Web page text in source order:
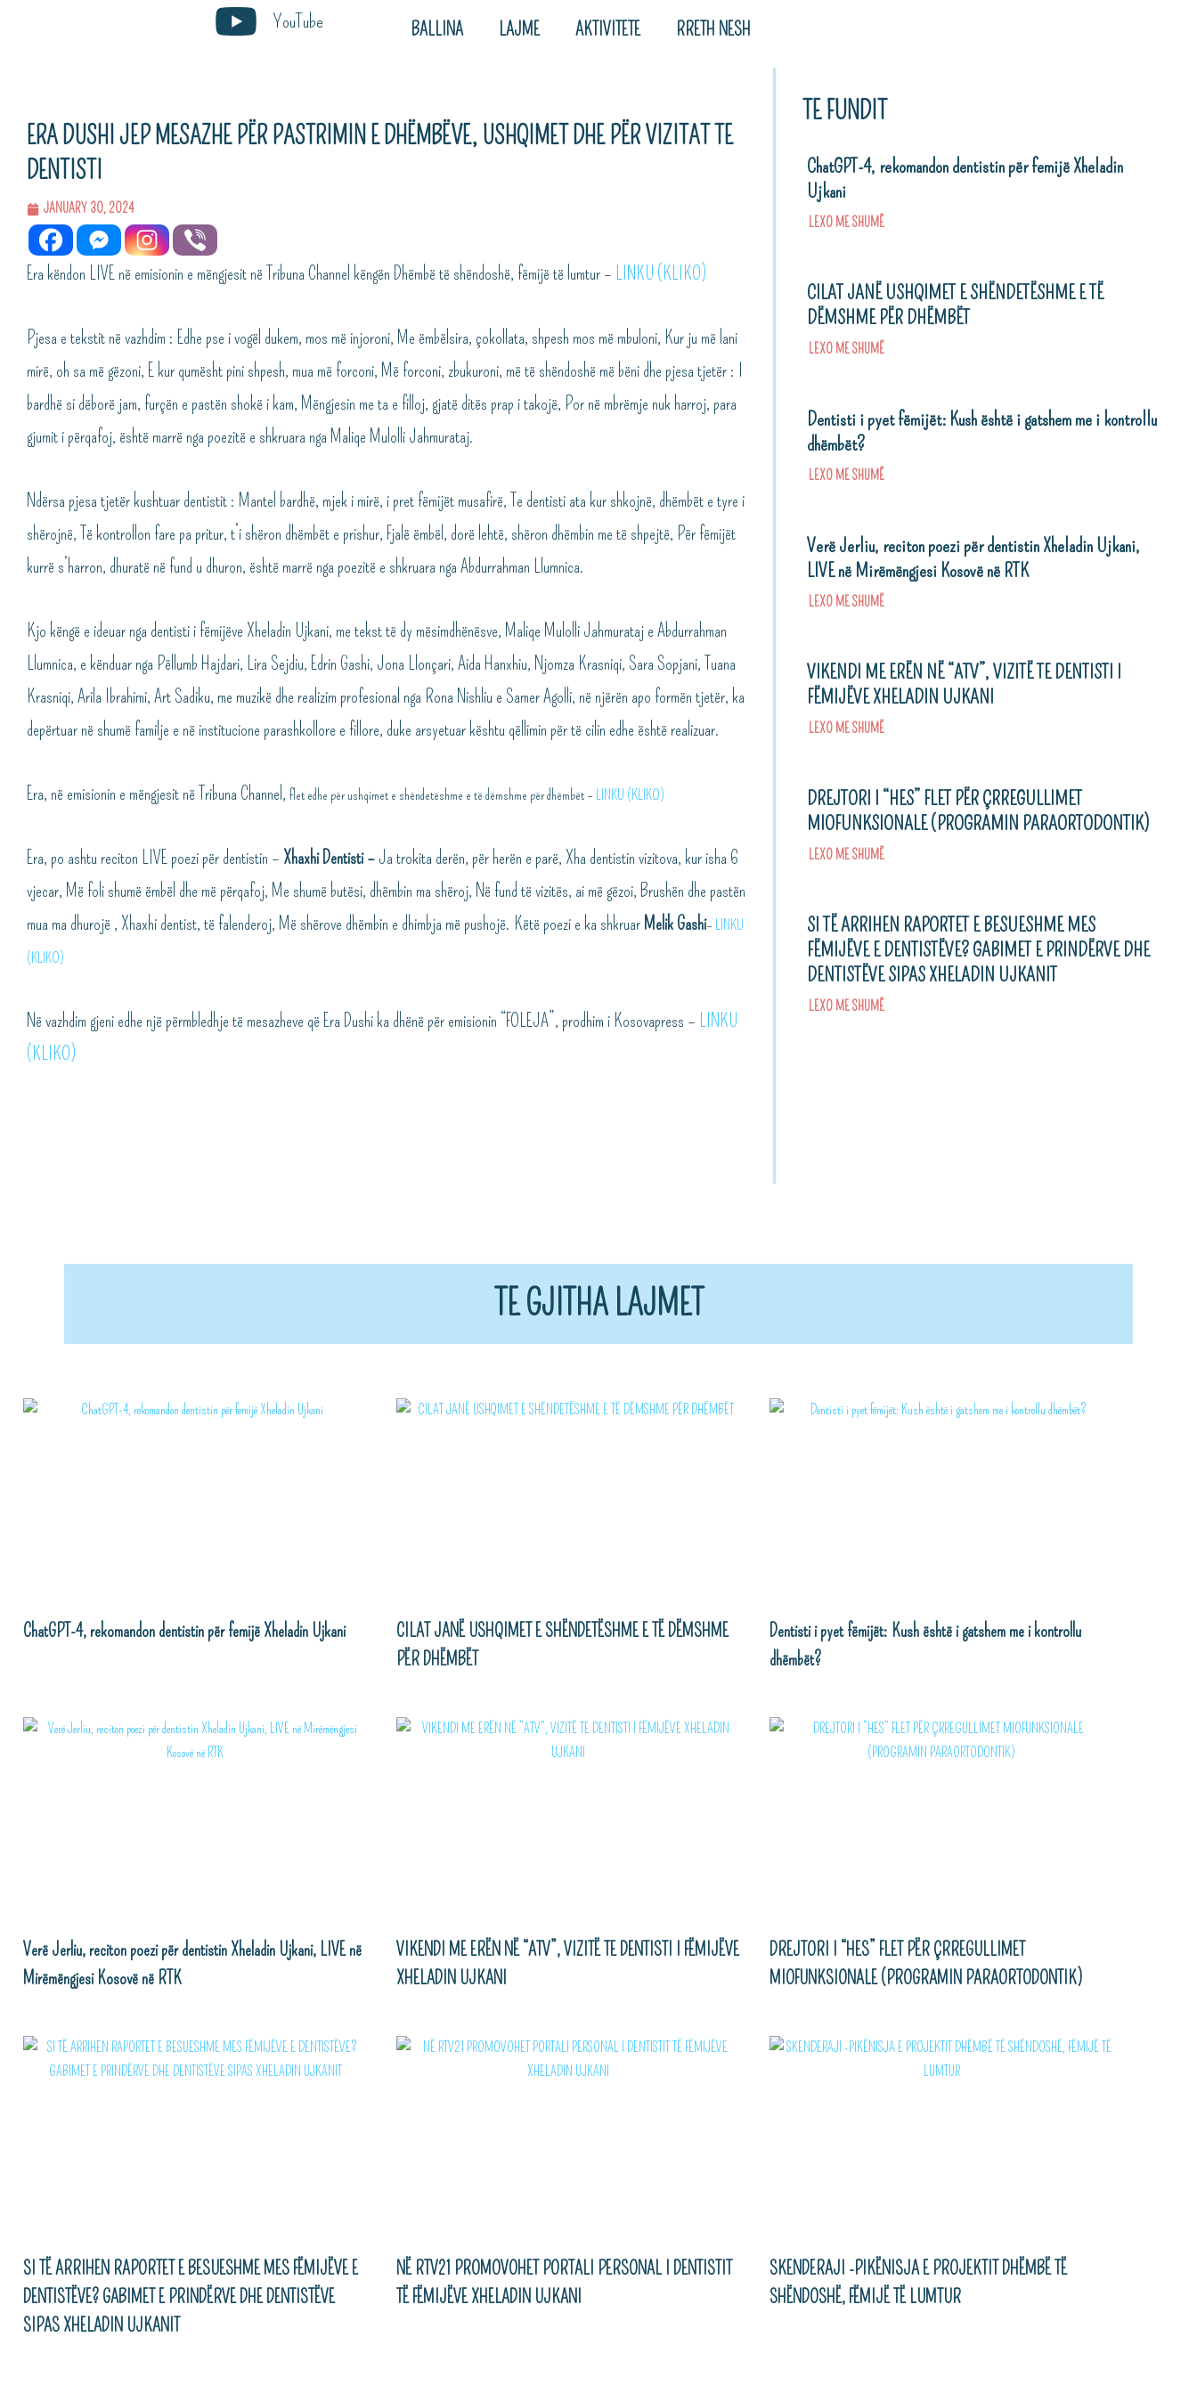
YouTube BALLINA LAJME AKTIVITETE RRETH NESH
ERA DUSHI JEP MESAZHE PËR PASTRIMIN E DHËMBËVE, USHQIMET DHE PËR VIZITAT TE
DENTISTI
JANUARY 30, 2024
Era këndon LIVE në emisionin e mëngjesit në Tribuna Channel këngën Dhëmbë të shëndoshë, fëmijë të lumtur – LINKU (KLIKO)
Pjesa e tekstit në vazhdim : Edhe pse i vogël dukem, mos më injoroni, Me ëmbëlsira, çokollata, shpesh mos më mbuloni, Kur ju më lani
mirë, oh sa më gëzoni, E kur qumësht pini shpesh, mua më forconi, Më forconi, zbukuroni, më të shëndoshë më bëni dhe pjesa tjetër : I
bardhë si dëborë jam, furçën e pastën shokë i kam, Mëngjesin me ta e filloj, gjatë ditës prap i takojë, Por në mbrëmje nuk harroj, para
gjumit i përqafoj, është marrë nga poezitë e shkruara nga Maliqe Mulolli Jahmurataj.
Ndërsa pjesa tjetër kushtuar dentistit : Mantel bardhë, mjek i mirë, i pret fëmijët musafirë, Te dentisti ata kur shkojnë, dhëmbët e tyre i
shërojnë, Të kontrollon fare pa pritur, t’i shëron dhëmbët e prishur, Fjalë ëmbël, dorë lehtë, shëron dhëmbin me të shpejtë, Për fëmijët
kurrë s’harron, dhuratë në fund u dhuron, është marrë nga poezitë e shkruara nga Abdurrahman Llumnica.
Kjo këngë e ideuar nga dentisti i fëmijëve Xheladin Ujkani, me tekst të dy mësimdhënësve, Maliqe Mulolli Jahmurataj e Abdurrahman
Llumnica, e kënduar nga Pëllumb Hajdari, Lira Sejdiu, Edrin Gashi, Jona Llonçari, Aida Hanxhiu, Njomza Krasniqi, Sara Sopjani, Tuana
Krasniqi, Arila Ibrahimi, Art Sadiku, me muzikë dhe realizim profesional nga Rona Nishliu e Samer Agolli, në njërën apo formën tjetër, ka
depërtuar në shumë familje e në institucione parashkollore e fillore, duke arsyetuar kështu qëllimin për të cilin edhe është realizuar.
Era, në emisionin e mëngjesit në Tribuna Channel, flet edhe për ushqimet e shëndetëshme e të dëmshme për dhëmbët – LINKU (KLIKO)
Era, po ashtu reciton LIVE poezi për dentistin – Xhaxhi Dentisti – Ja trokita derën, për herën e parë, Xha dentistin vizitova, kur isha 6
vjecar, Më foli shumë ëmbël dhe më përqafoj, Me shumë butësi, dhëmbin ma shëroj, Në fund të vizitës, ai më gëzoi, Brushën dhe pastën
mua ma dhurojë , Xhaxhi dentist, të falenderoj, Më shërove dhëmbin e dhimbja më pushojë. Këtë poezi e ka shkruar Melik Gashi– LINKU
(KLIKO)
Në vazhdim gjeni edhe një përmbledhje të mesazheve që Era Dushi ka dhënë për emisionin “FOLEJA”, prodhim i Kosovapress – LINKU
(KLIKO)
TE FUNDIT
ChatGPT-4, rekomandon dentistin për femijë Xheladin
Ujkani
LEXO ME SHUMË
CILAT JANË USHQIMET E SHËNDETËSHME E TË
DËMSHME PËR DHËMBËT
LEXO ME SHUMË
Dentisti i pyet fëmijët: Kush është i gatshem me i kontrollu
dhëmbët?
LEXO ME SHUMË
Verë Jerliu, reciton poezi për dentistin Xheladin Ujkani,
LIVE në Mirëmëngjesi Kosovë në RTK
LEXO ME SHUMË
VIKENDI ME ERËN NË “ATV”, VIZITË TE DENTISTI I
FËMIJËVE XHELADIN UJKANI
LEXO ME SHUMË
DREJTORI I “HES” FLET PËR ÇRREGULLIMET
MIOFUNKSIONALE (PROGRAMIN PARAORTODONTIK)
LEXO ME SHUMË
SI TË ARRIHEN RAPORTET E BESUESHME MES
FËMIJËVE E DENTISTËVE? GABIMET E PRINDËRVE DHE
DENTISTËVE SIPAS XHELADIN UJKANIT
LEXO ME SHUMË
TE GJITHA LAJMET
ChatGPT-4, rekomandon dentistin për femijë Xheladin Ujkani
CILAT JANË USHQIMET E SHËNDETËSHME E TË DËMSHME
PËR DHËMBËT
Dentisti i pyet fëmijët: Kush është i gatshem me i kontrollu
dhëmbët?
Verë Jerliu, reciton poezi për dentistin Xheladin Ujkani, LIVE në
Mirëmëngjesi Kosovë në RTK
VIKENDI ME ERËN NË “ATV”, VIZITË TE DENTISTI I FËMIJËVE
XHELADIN UJKANI
DREJTORI I “HES” FLET PËR ÇRREGULLIMET
MIOFUNKSIONALE (PROGRAMIN PARAORTODONTIK)
SI TË ARRIHEN RAPORTET E BESUESHME MES FËMIJËVE E
DENTISTËVE? GABIMET E PRINDËRVE DHE DENTISTËVE
SIPAS XHELADIN UJKANIT
NË RTV21 PROMOVOHET PORTALI PERSONAL I DENTISTIT
TË FËMIJËVE XHELADIN UJKANI
SKENDERAJI -PIKËNISJA E PROJEKTIT DHËMBË TË
SHËNDOSHË, FËMIJË TË LUMTUR